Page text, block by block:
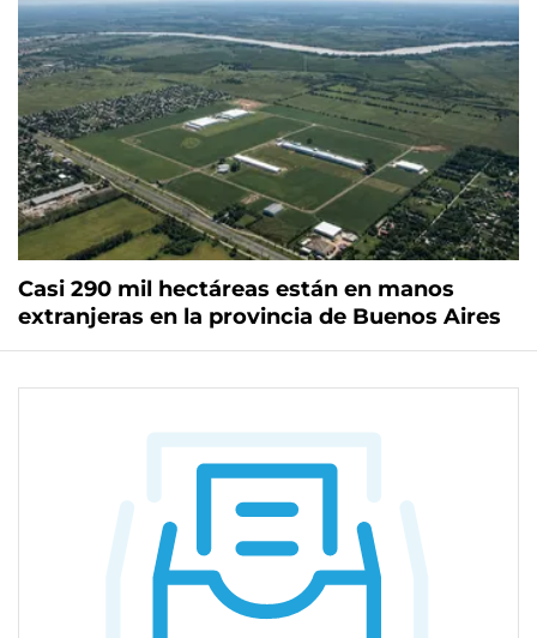
Casi 290 mil hectáreas están en manos
extranjeras en la provincia de Buenos Aires